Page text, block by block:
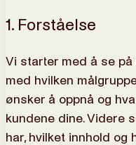
1. Forståelse
Vi starter med å se
med hvilken
ønsker å oppnå og
kundene dine. Videre
har, hvilket innhold og